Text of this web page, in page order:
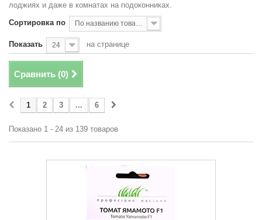
лоджиях и даже в комнатах на подоконниках.
Сортировка по
По названию товара, от А до Я
Показать 24 на странице
Сравнить (0)
1 2 3 ... 6
Показано 1 - 24 из 139 товаров